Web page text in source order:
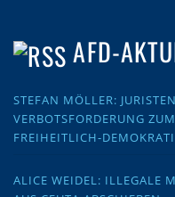
AFD-
STEFAN MÖLLER:
VERBOTSFORDERUNG
FREIHEITLICH-
ALICE WEIDEL: ILLEGALE